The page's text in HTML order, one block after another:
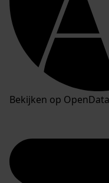
Bekijken op OpenData